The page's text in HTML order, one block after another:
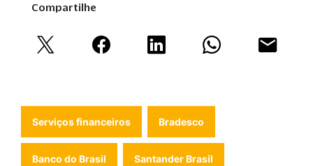
Compartilhe
Serviços financeiros Bradesco
Banco do Brasil Santander Brasil